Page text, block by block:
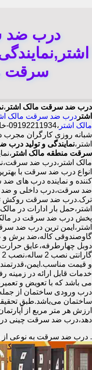
درب ضد
سرقت
درب ضد سرقت مالک اشتر ،
اشتر درب ضد سرقت مالک
مالک اشتر
شبانه روزی کارگران
اشتر،نمایندگی و تولید
سرقت منطقه مالک اشتر
مالک اشتر،درب ضد
انواع درب ضد سرقت با
کننده و نماینده درب های
ضد سرقت،درب داخلی و ضد
ترک.درب ضد سرقت روکش
اشتر،حمل بار ادارات در
پخش درب ضد سرقت در
اشتر،ایمن ترین درب ضد
دوبل چهارطرفه،عایق
و قیمت
خدمات قابل ارائه در
می باشد که با تعویض و
درب ورودی ساختمان از
ساختمان می‌باشد.طبق
دهد،درب ضد سرقت چینی در
. درب ضد سرقت به نوعی از